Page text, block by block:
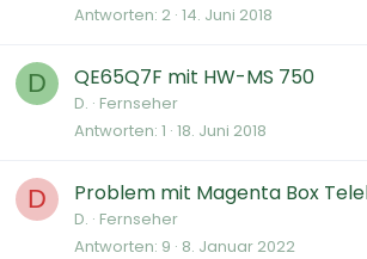
Antworten 2 14. Juni 2018
D QE65Q7F mit HW-MS 750
D. Fernseher
Antworten 1 18. Juni 2018
D Problem mit Magenta Box
D. Fernseher
Antworten 9 8. Januar 2022